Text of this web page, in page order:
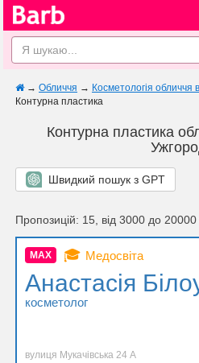
→ Обличчя → Косметологія обличчя
Контурна пластика
Контурна пластика
Швидкий пошук з GPT
Пропозицій: 15, від 3000 до
MAX 🎓 Медосвіта
Анастасія
косметолог
вулиця Мукачівська 24 А